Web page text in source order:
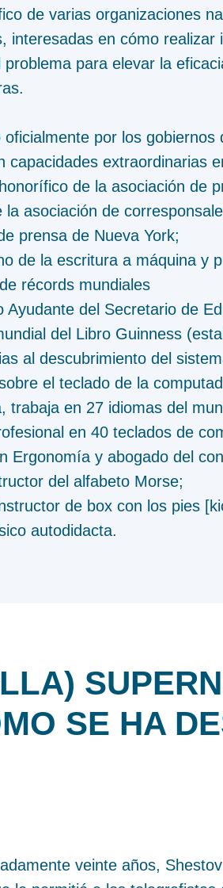
de varias organizaciones
interesadas en cómo
problema para elevar la
oficialmente por los
capacidades extraordinarias
de la asociación de
la asociación de
prensa de Nueva York;
de la escritura a máquina y
récords mundiales
Ayudante del Secretario de
del Libro Guinness
al descubrimiento del
el teclado de la
trabaja en 27 idiomas del
en 40 teclados de
Ergonomía y abogado del
del alfabeto Morse;
de box con los pies
autodidacta.
SE HA
veinte años,